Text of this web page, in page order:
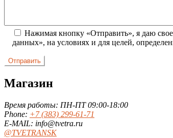
Нажимая кнопку «Отправить», я даю
данных», на условиях и для целей,
Магазин
Время работы: ПН-ПТ 09:00-18:00
Phone: +7 (383) 299-61-71
E-MAIL: info@tvetra.ru
@TVETRANSK